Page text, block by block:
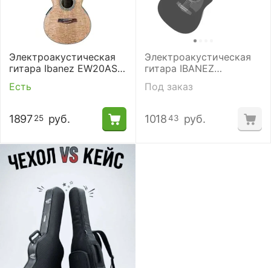
Электроакустическая
гитара Ibanez EW20ASE
NT
Есть
1897 25 руб.
Электроакустическая
гитара IBANEZ
PF15ECE-BK
Под заказ
1018 43 руб.